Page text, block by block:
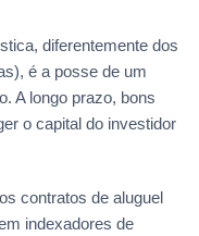
diferentemente dos
é a posse de um
A longo prazo, bons
o capital do investidor
contratos de aluguel
indexadores de